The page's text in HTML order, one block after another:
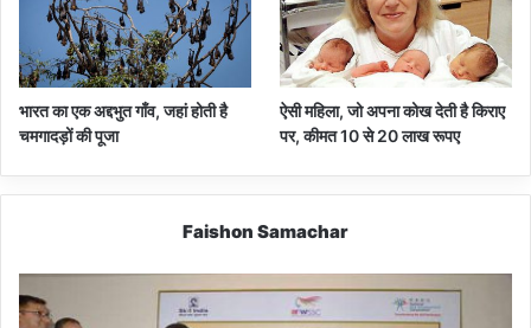
भारत का एक अद्दभुत गाँव, जहां होती है
चमगादड़ों की पूजा
ऐसी महिला, जो अपना कोख देती है किराए
पर, कीमत 10 से 20 लाख रूपए
Faishon Samachar